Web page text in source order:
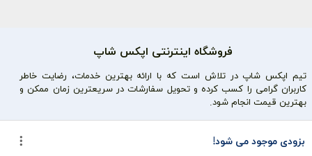
بزودی موجود می شود!
فروشگاه اینترنتی اپکس شاپ
تیم اپکس شاپ در تلاش است که با ارائه بهترین خدمات، رضایت خاطر
کاربران گرامی را کسب کرده و تحویل سفارشات در سریعترین زمان ممکن و
بهترین قیمت انجام شود.